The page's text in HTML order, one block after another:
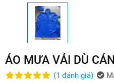
ÁO MƯA VẢI DÙ
(1 đánh giá)